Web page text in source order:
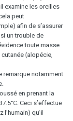
il examine les oreilles
peut
afin de s’assurer
un trouble de
toute masse
(alopécie,
remarque notamment
en prenant la
Ceci s’effectue
qu’il